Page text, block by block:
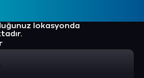
lokasyonda